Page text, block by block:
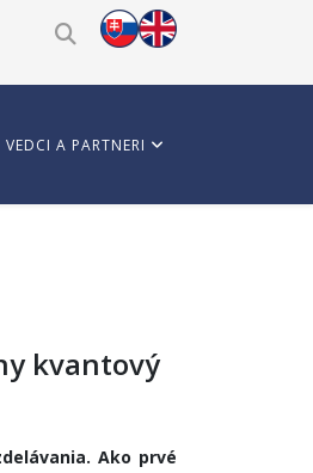
VEDCI A PARTNERI
kvantový
Ako prvé